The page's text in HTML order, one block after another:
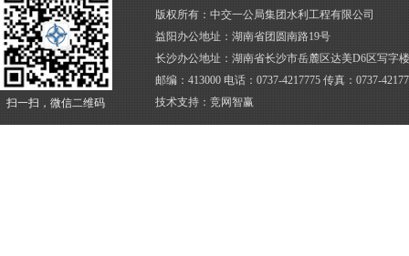
版权所有：中交一公局集团水利工程有限公司
益阳办公地址：湖南省团圆南路19号
长沙办公地址：湖南省长沙市岳麓区达美D6区写字
邮编：413000 电话：0737-4217775 传真：0737-
技术支持： 竞网智赢
扫一扫，微信二维码